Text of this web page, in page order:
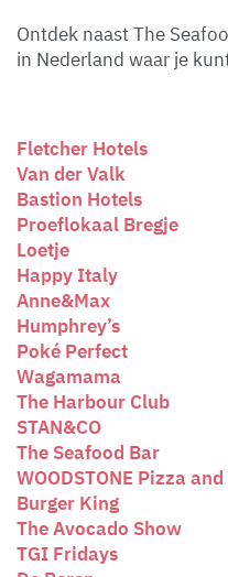
Ontdek naast The
in Nederland waar je
Fletcher Hotels
Van der Valk
Bastion Hotels
Proeflokaal Bregje
Loetje
Happy Italy
Anne&Max
Humphrey’s
Poké Perfect
Wagamama
The Harbour Club
STAN&CO
The Seafood Bar
WOODSTONE Pizza
Burger King
The Avocado Show
TGI Fridays